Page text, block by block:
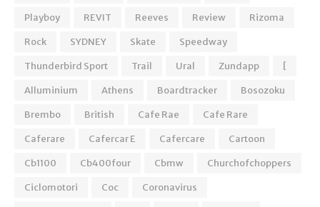
Playboy
REVIT Reeves Review
Rizoma
Rock
SYDNEY Skate
Speedway
Thunderbird Sport
Trail Ural Zundapp
[
Alluminium
Athens Boardtracker
Bosozoku
Brembo
British Cafe Rae
Cafe Rare
Caferare
Cafercar E Cafercare
Cartoon
Cb1100
Cb400four Cbmw
Churchofchoppers
Ciclomotori
Coc
Coronavirus